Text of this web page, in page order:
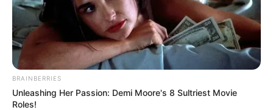
BRAINBERRIES
Unleashing Her Passion: Demi Moore's 8 Sultriest Movie
Roles!